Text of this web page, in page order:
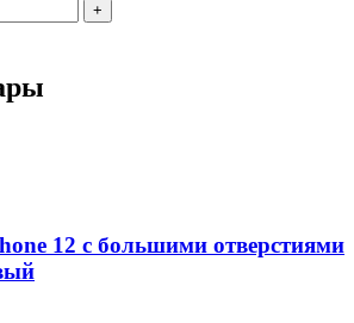
+
12 с большими отверстиями